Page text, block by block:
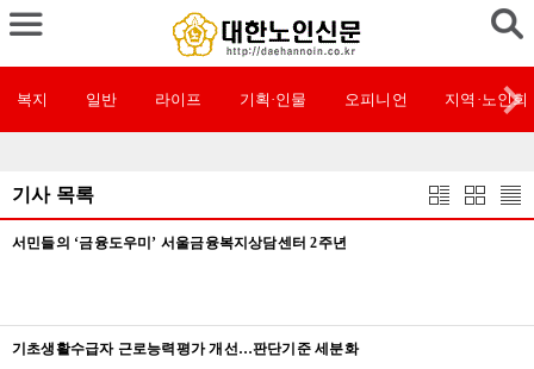
복지 일반 라이프 기획·인물 오피니언 지역·노인회
기사 목록
서민들의 ‘금융도우미’ 서울금융복지상담센터 2주년
기초생활수급자 근로능력평가 개선…판단기준 세분화